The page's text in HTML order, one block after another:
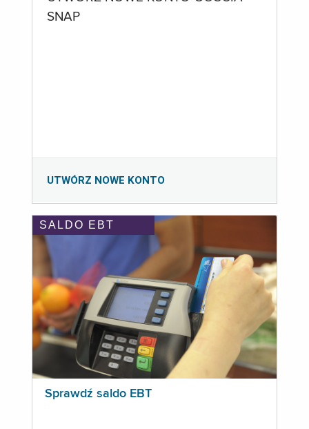
SNAP
UTWÓRZ NOWE KONTO
SALDO EBT
Sprawdź saldo EBT